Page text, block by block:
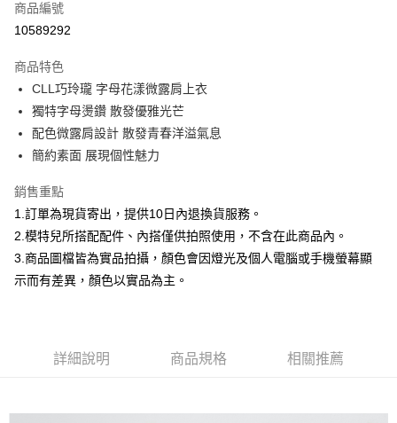
信用卡分期付款
合作金庫商業銀行
華南商業銀行
上海商業儲蓄銀行
國泰世華商業銀行
兆豐國際商業銀行
臺灣中小企業銀行
聯邦商業銀行
元大商業銀行
永豐商業銀行
台新國際商業銀行
中國信託商業銀行
台灣樂天信用卡公司
超商取貨付款
LINE Pay
Apple Pay
悠遊付
Google Pay
全盈+PAY
【大哥付你分期使用說明】
1.本服務由台灣大哥大提供，台灣大哥大用戶可立即使用無須另外申請。
成交易。
AFTEE先享後付
商品編號
10589292
商品特色
CLL巧玲瓏 字母花漾微露肩上衣
獨特字母燙鑽 散發優雅光芒
配色微露肩設計 散發青春洋溢氣息
簡約素面 展現個性魅力
銷售重點
1.訂單為現貨寄出，提供10日內退換貨服務。
2.模特兒所搭配配件、內搭僅供拍照使用，不含在此商品內。
3.商品圖檔皆為實品拍攝，顏色會因燈光及個人電腦或手機螢幕顯
示而有差異，顏色以實品為主。
詳細說明 商品規格 相關推薦